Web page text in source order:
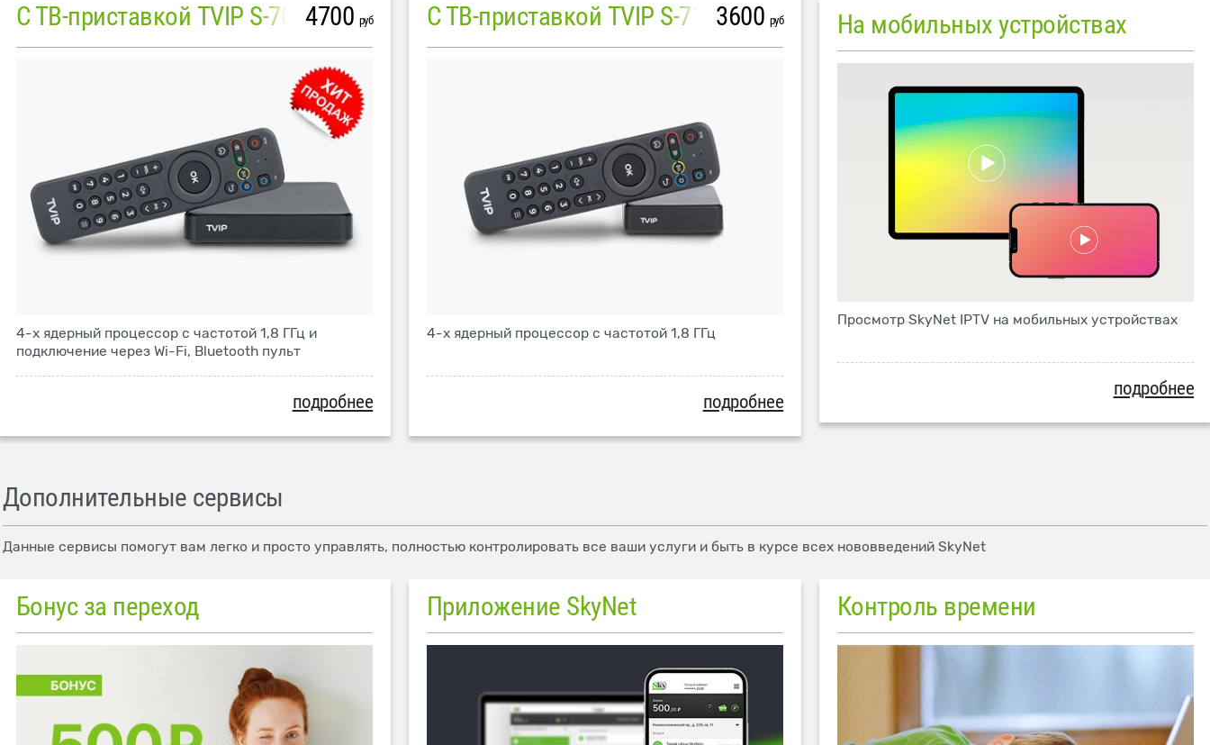
С ТВ-приставкой TVIP S-705 4700 руб
4-х ядерный процессор с частотой 1,8 ГГц и
подключение через Wi-Fi, Bluetooth пульт
подробнее
С ТВ-приставкой TVIP S-710 3600 руб
4-х ядерный процессор с частотой 1,8 ГГц
подробнее
На мобильных устройствах
Просмотр SkyNet IPTV на мобильных устройствах
подробнее
Дополнительные сервисы
Данные сервисы помогут вам легко и просто управлять, полностью контролировать все ваши услуги и быть в курсе всех нововведений SkyNet
Бонус за переход Приложение SkyNet Контроль времени